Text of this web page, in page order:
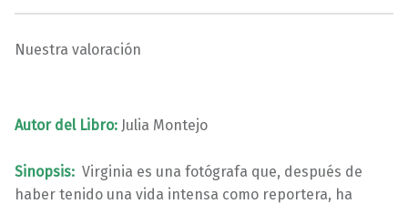
Nuestra valoración
Autor del Libro: Julia Montejo
Sinopsis: Virginia es una fotógrafa que, después de
haber tenido una vida intensa como reportera, ha